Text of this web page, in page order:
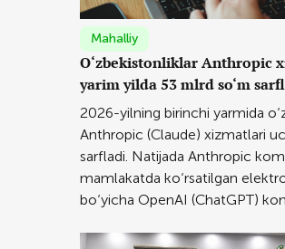
Mahalliy
O‘zbekistonliklar Anthropic
yarim yilda 53 mlrd so‘m
2026-yilning birinchi yarmida
Anthropic (Claude) xizmatlari
sarfladi. Natijada Anthropic
mamlakatda ko‘rsatilgan
bo‘yicha OpenAI (ChatGPT)